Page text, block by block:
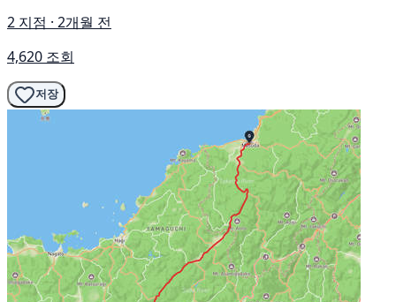
2 지점 · 2개월 전
4,620 조회
저장